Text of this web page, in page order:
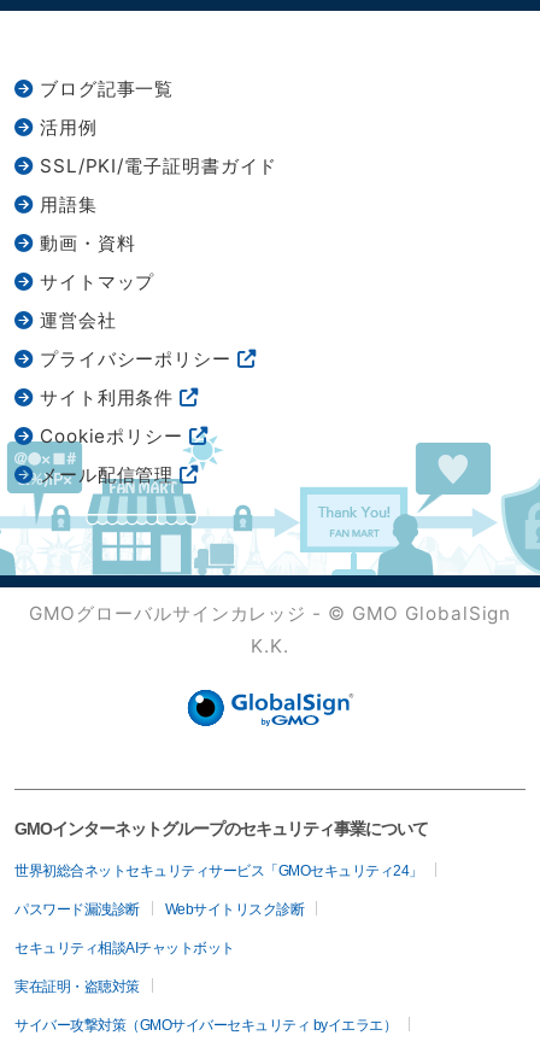
ブログ記事一覧
活用例
SSL/PKI/電子証明書ガイド
用語集
動画・資料
サイトマップ
運営会社
プライバシーポリシー
サイト利用条件
Cookieポリシー
メール配信管理
GMOグローバルサインカレッジ - © GMO GlobalSign
K.K.
GMOインターネットグループのセキュリティ事業について
世界初総合ネットセキュリティサービス「GMOセキュリティ24」
パスワード漏洩診断 Webサイトリスク診断
セキュリティ相談AIチャットボット
実在証明・盗聴対策
サイバー攻撃対策（GMOサイバーセキュリティ byイエラエ）